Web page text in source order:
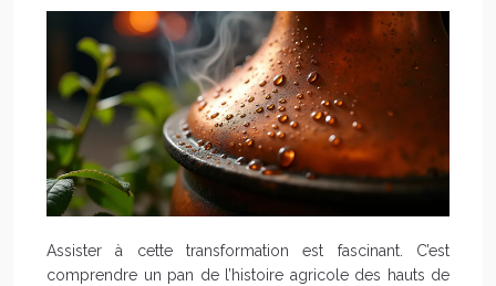
Assister à cette transformation est fascinant. C’est
comprendre un pan de l’histoire agricole des hauts de